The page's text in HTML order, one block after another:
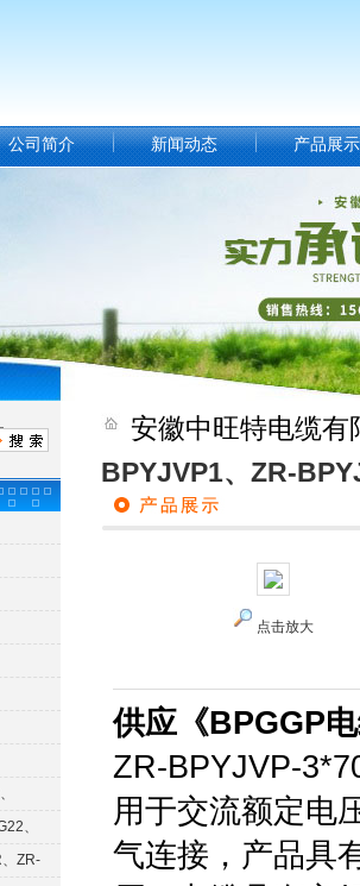
公司简介 新闻动态 产品展示
、
ZR-
安徽中旺特电缆
BPYJVP1、ZR-
点击放大
供应《BPGGP
ZR-BPYJVP-
用于交流额定电
气连接，产品具